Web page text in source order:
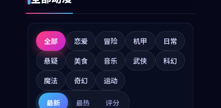
全部 恋爱 冒险 机甲
日常
悬疑
美食 音乐 武侠
科幻
魔法
奇幻 运动
最新 最热 评分